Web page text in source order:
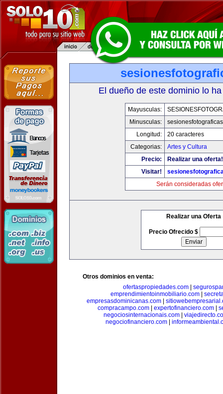
El dueño de este dominio lo
Mayusculas:
Minusculas:
Longitud:
20 caracteres
Categorias:
Artes y Cultura
Precio:
Realizar una oferta!
Visitar!
Serán consideradas
Realizar una Oferta
Precio Ofrecido $
Otros dominios en venta:
ofertaspropiedades.com|
emprendimientoinmobiliario.com|
empresasdominicanas.com|
compracampo.com| expertofinanciero.com|
negociosinternacionais.com
negociofinanciero.com